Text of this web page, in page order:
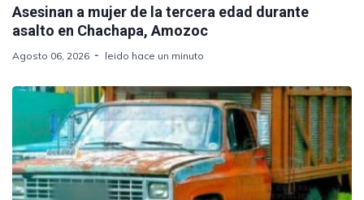
Asesinan a mujer de la tercera edad durante
asalto en Chachapa, Amozoc
Agosto 06, 2026 leido hace un minuto